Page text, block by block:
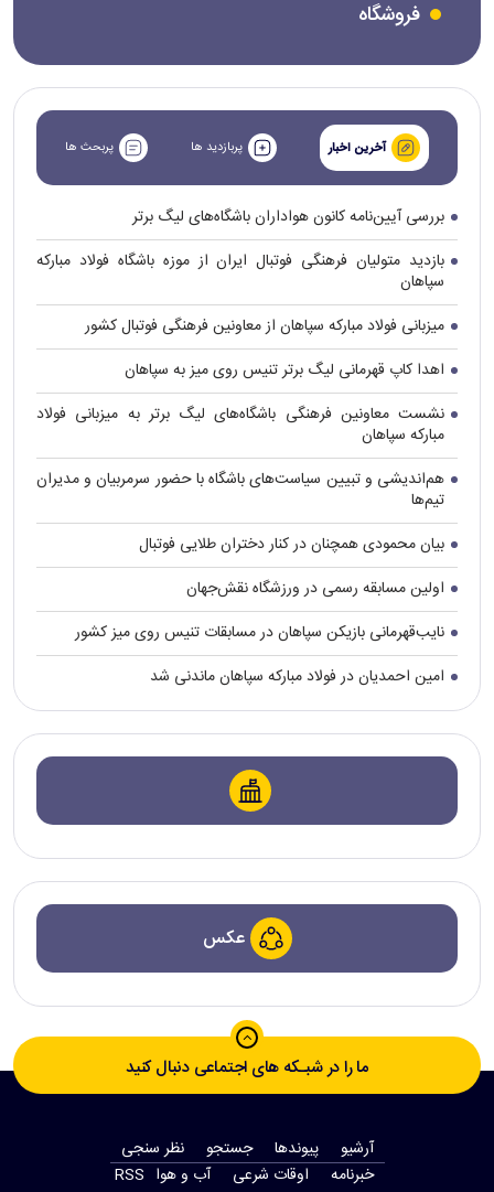
فروشگاه
آخرین اخبار پربازدید ها پربحث ها
بررسی آیین‌نامه کانون هواداران باشگاه‌های لیگ برتر
بازدید متولیان فرهنگی فوتبال ایران از موزه باشگاه فولاد مبارکه
سپاهان
میزبانی فولاد مبارکه سپاهان از معاونین فرهنگی فوتبال کشور
اهدا کاپ قهرمانی لیگ برتر تنیس روی میز به سپاهان
نشست معاونین فرهنگی باشگاه‌های لیگ برتر به میزبانی فولاد
مبارکه سپاهان
هم‌اندیشی و تبیین سیاست‌های باشگاه با حضور سرمربیان و مدیران
تیم‌ها
بیان محمودی همچنان در کنار دختران طلایی فوتبال
اولین مسابقه رسمی در ورزشگاه نقش‌جهان
نایب‌قهرمانی بازیکن سپاهان در مسابقات تنیس روی میز کشور
امین احمدیان در فولاد مبارکه سپاهان ماندنی شد
عکس
ما را در شبـکه های اجتماعی دنبال کنید
آرشیو پیوندها جستجو
نظر سنجی
‫خبرنامه‬
اوقات شرعی آب و هوا RSS